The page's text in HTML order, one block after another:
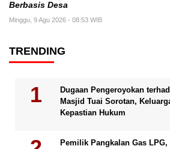
Berbasis Desa
Minggu, 9 Agu 2026 - 08:53 WIB
TRENDING
Dugaan Pengeroyokan
Masjid Tuai Sorotan,
Kepastian Hukum
Pemilik Pangkalan Gas